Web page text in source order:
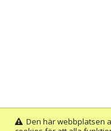
Den här webbplatsen